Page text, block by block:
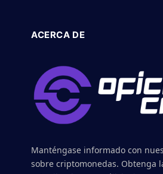
ACERCA DE
Manténgase informado con
sobre criptomonedas. Obtenga